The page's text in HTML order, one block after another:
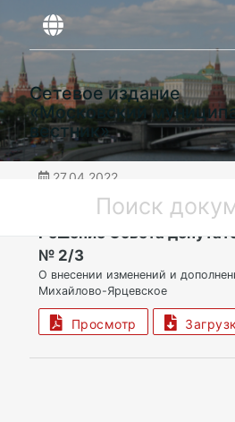
Сетевое издание
«Московский
вестник»
27.04.2022
ТАО | Поселение
Решение Совета
№ 2/3
О внесении изменений и
Михайлово-Ярцевское
Просмотр